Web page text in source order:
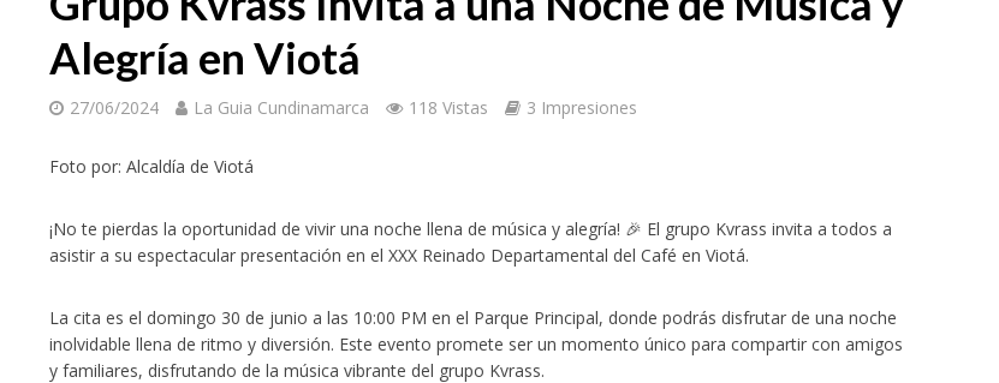
Alegría en Viotá
27/06/2024 La Guia Cundinamarca 118 Vistas 3 Impresiones
Foto por: Alcaldía de Viotá
¡No te pierdas la oportunidad de vivir una noche llena de música y alegría! 🎉 El grupo Kvrass invita a todos a
asistir a su espectacular presentación en el XXX Reinado Departamental del Café en Viotá.
La cita es el domingo 30 de junio a las 10:00 PM en el Parque Principal, donde podrás disfrutar de una noche
inolvidable llena de ritmo y diversión. Este evento promete ser un momento único para compartir con amigos
y familiares, disfrutando de la música vibrante del grupo Kvrass.